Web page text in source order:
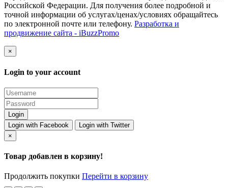
Российской Федерации. Для получения более подробной и
точной информации об услугах/ценах/условиях обращайтесь
по электронной почте или телефону. Разработка и
продвижение сайта - iBuzzPromo
×
Login to your account
Login with Facebook
Login with Twitter
×
Товар добавлен в корзину!
Продолжить покупки Перейти в корзину